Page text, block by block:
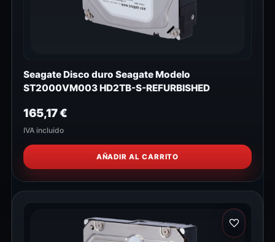
Seagate Disco duro Seagate Modelo
ST2000VM003 HD2TB-S-REFURBISHED
165,17€
IVA incluido
AÑADIR AL CARRITO